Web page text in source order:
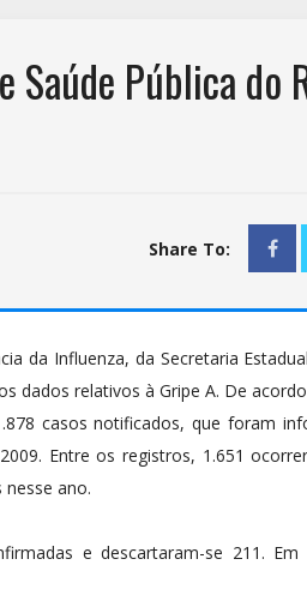
Saúde Pública do
Share To:
da Influenza, da Secretaria
dados relativos à Gripe A. De
casos notificados, que foram
Entre os registros, 1.651
nesse ano.
e descartaram-se 211.